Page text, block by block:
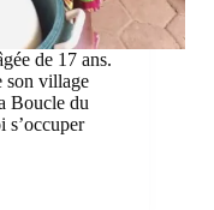
de 17 ans.
son village
Boucle du
s’occuper